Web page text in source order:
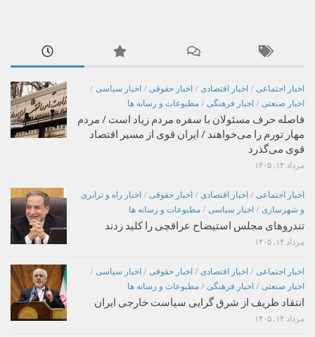
اخبار اجتماعی / اخبار اقتصادی / اخبار حقوقی / اخبار سیاسی /
اخبار صنعتی / اخبار فرهنگی / مطبوعات و رسانه ها
فاصله حرف مسئولان با سفره مردم زیاد است / مردم
مهار تورم را می‌خواهند / ایران قوی از مسیر اقتصاد
قوی می‌گذرد
مرداد ۱۴, ۱۴۰۵
اخبار اجتماعی / اخبار اقتصادی / اخبار حقوقی / اخبار راه و ترابری
و شهرسازی / اخبار سیاسی / مطبوعات و رسانه ها
تندروهای مجلس استیضاح عراقچی را کلید زدند
مرداد ۱۴, ۱۴۰۵
اخبار اجتماعی / اخبار اقتصادی / اخبار حقوقی / اخبار سیاسی /
اخبار صنعتی / اخبار فرهنگی / مطبوعات و رسانه ها
انتقاد ظریف از شرق گرایی سیاست خارجی ایران
مرداد ۱۴, ۱۴۰۵